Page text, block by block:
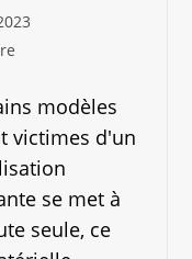
modèles
victimes d'un
se met à
seule, ce